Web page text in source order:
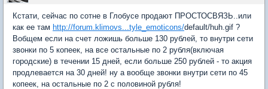
Кстати, сейчас по сотне в Глобусе продают ПРОСТОСВЯЗЬ..или
как ее там http://forum.klimovs...tyle_emoticons/default/huh.gif ?
Вобщем если на счет ложишь больше 130 рублей, то внутри сети
звонки по 5 копеек, на все остальные по 2 рубля(включая
городские) в течении 15 дней, если больше 250 рублей - то акция
продлевается на 30 дней! ну а вообще звонки внутри сети по 45
копеек, на остальные по 2 с половиной рубля!